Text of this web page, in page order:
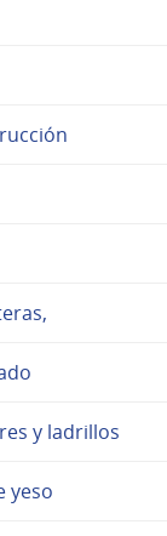
y ladrillos
yeso